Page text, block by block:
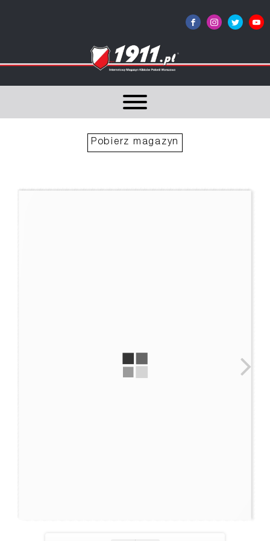
Pobierz magazyn